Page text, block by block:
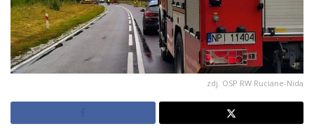
zdj. OSP RW Ruciane-Nida